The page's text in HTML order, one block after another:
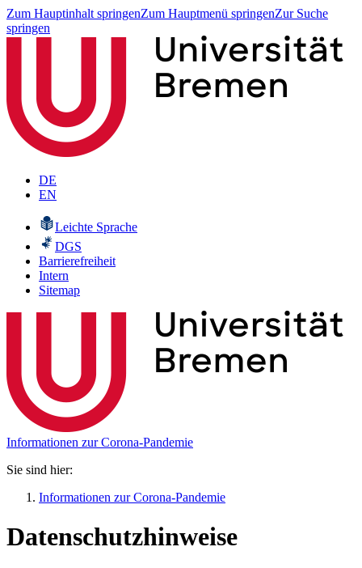
Zum Hauptinhalt springenZum Hauptmenü springenZur Suche
springen
DE
EN
Leichte Sprache
DGS
Barrierefreiheit
Intern
Sitemap
Informationen zur Corona-Pandemie
Sie sind hier:
Informationen zur Corona-Pandemie
Datenschutzhinweise